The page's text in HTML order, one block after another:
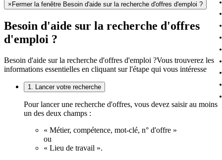
× Fermer la fenêtre Besoin d'aide sur la recherche d'offres d'emploi ?
Besoin d'aide sur la recherche d'offres
d'emploi ?
Besoin d'aide sur la recherche d'offres d'emploi ?Vous trouverez les
informations essentielles en cliquant sur l'étape qui vous intéresse
1. Lancer votre recherche
Pour lancer une recherche d'offres, vous devez saisir au moins
un des deux champs :
« Métier, compétence, mot-clé, n° d'offre »
ou
« Lieu de travail ».